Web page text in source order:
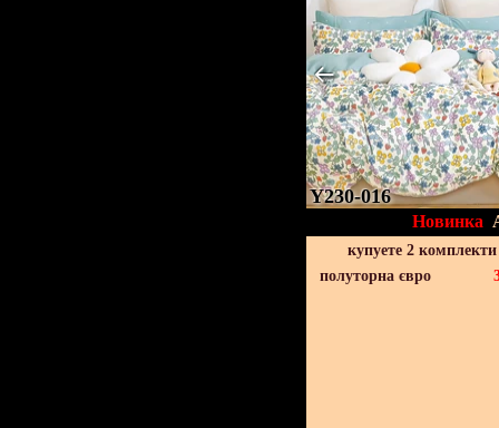
Y230-016
Новинка
купуете 2
полуторна євро